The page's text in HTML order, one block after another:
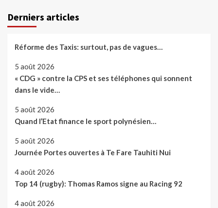
Derniers articles
Réforme des Taxis: surtout, pas de vagues…
5 août 2026
« CDG » contre la CPS et ses téléphones qui sonnent
dans le vide…
5 août 2026
Quand l’Etat finance le sport polynésien…
5 août 2026
Journée Portes ouvertes à Te Fare Tauhiti Nui
4 août 2026
Top 14 (rugby): Thomas Ramos signe au Racing 92
4 août 2026